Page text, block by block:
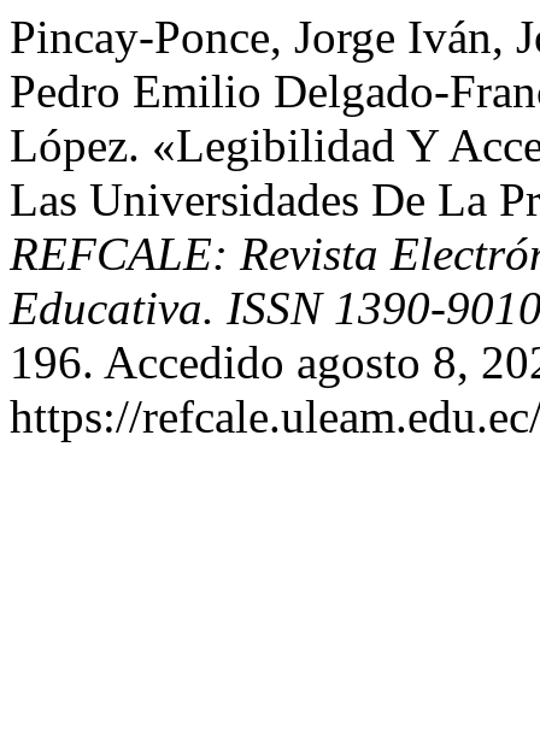
Pincay-Ponce, Jorge Iván,
Pedro Emilio Delgado-
López. «Legibilidad Y
Las Universidades De La
REFCALE: Revista
Educativa. ISSN 1390-
196. Accedido agosto 8,
https://